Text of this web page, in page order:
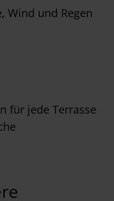
Wind und Regen
für jede Terrasse